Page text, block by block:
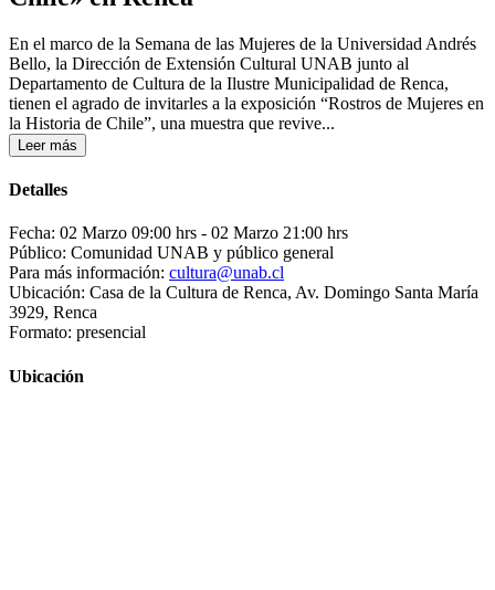
En el marco de la Semana de las Mujeres de la Universidad Andrés
Bello, la Dirección de Extensión Cultural UNAB junto al
Departamento de Cultura de la Ilustre Municipalidad de Renca,
tienen el agrado de invitarles a la exposición “Rostros de Mujeres en
la Historia de Chile”, una muestra que revive...
Leer más
Detalles
Fecha: 02 Marzo 09:00 hrs - 02 Marzo 21:00 hrs
Público: Comunidad UNAB y público general
Para más información: cultura@unab.cl
Ubicación: Casa de la Cultura de Renca, Av. Domingo Santa María
3929, Renca
Formato: presencial
Ubicación